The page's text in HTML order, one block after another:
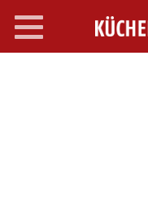
Toggle
navigation